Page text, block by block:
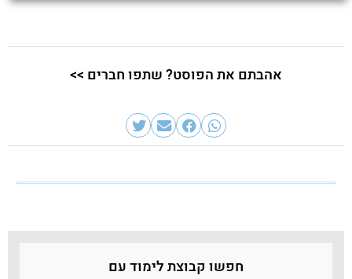
חפשו קבוצת לימוד עם
אהבתם את הפוסט? שתפו חברים >>